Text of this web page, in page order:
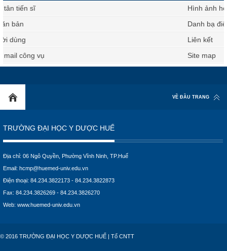
Hình ảnh hoạt động
VỀ ĐẦU TRANG
TRƯỜNG ĐẠI HỌC Y DƯỢC HUẾ
Địa chỉ: 06 Ngô Quyền, Phường Vĩnh Ninh, TP.Huế
Email: hcmp@huemed-univ.edu.vn
Điện thoại: 84.234.3822173 - 84.234.3822873
Fax: 84.234.3826269 - 84.234.3826270
Web: www.huemed-univ.edu.vn
© 2016 TRƯỜNG ĐẠI HỌC Y DƯỢC HUẾ | Tổ CNTT